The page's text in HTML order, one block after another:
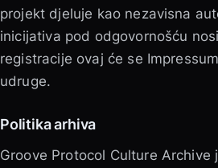
projekt djeluje kao nezavisna
inicijativa pod odgovornošću
registracije ovaj će se
udruge.
Politika arhiva
Groove Protocol Culture Archive